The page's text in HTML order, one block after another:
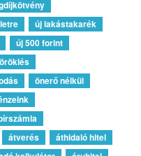
új lakástakarék
új 500 forint
öröklés
önerő nélkül
átverés
áthidaló hitel